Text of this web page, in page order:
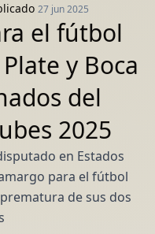
27 jun 2025
el fútbol
y Boca
del
2025
en Estados
para el fútbol
de sus dos